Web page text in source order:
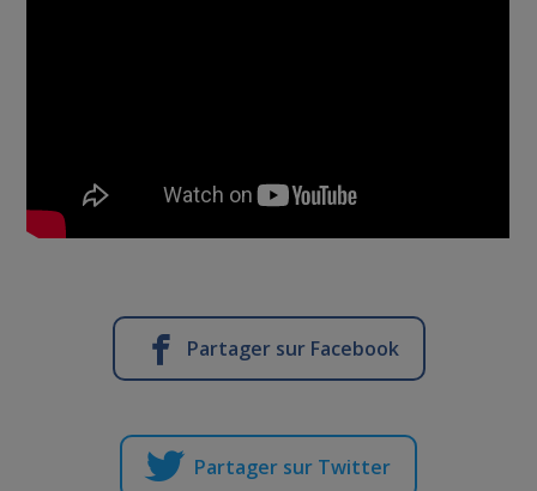
Partager sur Facebook
Partager sur Twitter